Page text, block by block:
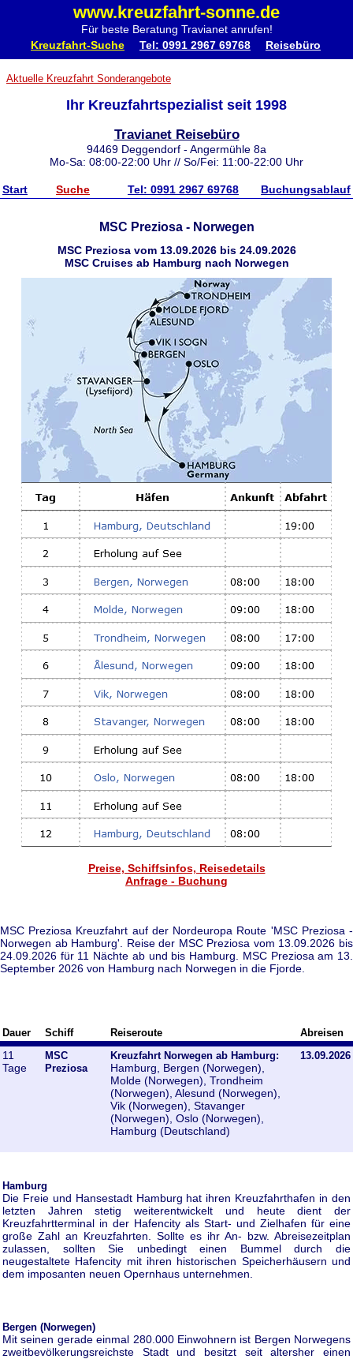
www.kreuzfahrt-sonne.de
Für beste Beratung Travianet anrufen!
Kreuzfahrt-Suche Tel: 0991 2967 69768 Reisebüro
Aktuelle Kreuzfahrt Sonderangebote
Ihr Kreuzfahrtspezialist seit 1998
Travianet Reisebüro
94469 Deggendorf - Angermühle 8a
Mo-Sa: 08:00-22:00 Uhr // So/Fei: 11:00-22:00 Uhr
Start Suche Tel: 0991 2967 69768 Buchungsablauf
MSC Preziosa - Norwegen
MSC Preziosa vom 13.09.2026 bis 24.09.2026
MSC Cruises ab Hamburg nach Norwegen
Preise, Schiffsinfos, Reisedetails
Anfrage - Buchung
MSC Preziosa Kreuzfahrt auf der Nordeuropa Route 'MSC Preziosa -
Norwegen ab Hamburg'. Reise der MSC Preziosa vom 13.09.2026 bis
24.09.2026 für 11 Nächte ab und bis Hamburg. MSC Preziosa am 13.
September 2026 von Hamburg nach Norwegen in die Fjorde.
Dauer Schiff Reiseroute Abreisen
11
Tage
MSC
Preziosa
Kreuzfahrt Norwegen ab Hamburg:
Hamburg, Bergen (Norwegen),
Molde (Norwegen), Trondheim
(Norwegen), Alesund (Norwegen),
Vik (Norwegen), Stavanger
(Norwegen), Oslo (Norwegen),
Hamburg (Deutschland)
13.09.2026
Hamburg
Die Freie und Hansestadt Hamburg hat ihren Kreuzfahrthafen in den
letzten Jahren stetig weiterentwickelt und heute dient der
Kreuzfahrtterminal in der Hafencity als Start- und Zielhafen für eine
große Zahl an Kreuzfahrten. Sollte es ihr An- bzw. Abreisezeitplan
zulassen, sollten Sie unbedingt einen Bummel durch die
neugestaltete Hafencity mit ihren historischen Speicherhäusern und
dem imposanten neuen Opernhaus unternehmen.
Bergen (Norwegen)
Mit seinen gerade einmal 280.000 Einwohnern ist Bergen Norwegens
zweitbevölkerungsreichste Stadt und besitzt seit altersher einen